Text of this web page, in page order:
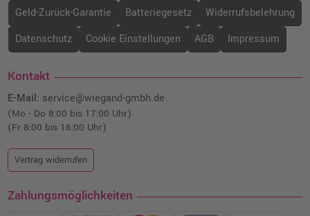
Geld-Zurück-Garantie Batteriegesetz
Widerrufsbelehrung
Datenschutz
Cookie Einstellungen AGB Impressum
Kontakt
E-Mail: service@wiegand-gmbh.de
(Mo - Do 8:00 bis 17:00 Uhr)
(Fr 8:00 bis 16:00 Uhr)
Vertrag widerrufen
Zahlungsmöglichkeiten